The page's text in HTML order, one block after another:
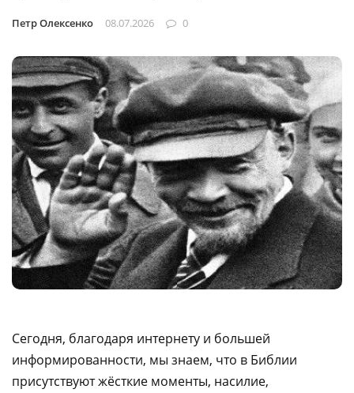
Петр Олексенко 08.07.2026 0
Сегодня, благодаря интернету и большей
информированности, мы знаем, что в Библии
присутствуют жёсткие моменты, насилие,